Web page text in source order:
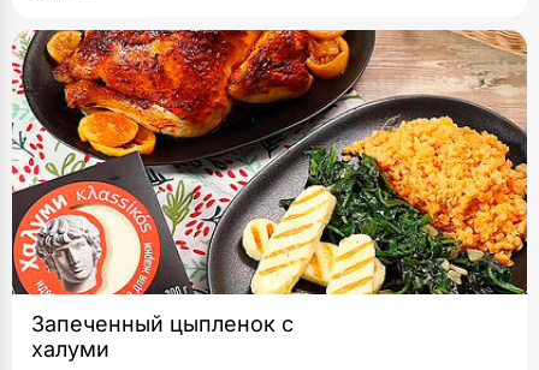
Запеченный цыпленок с
халуми